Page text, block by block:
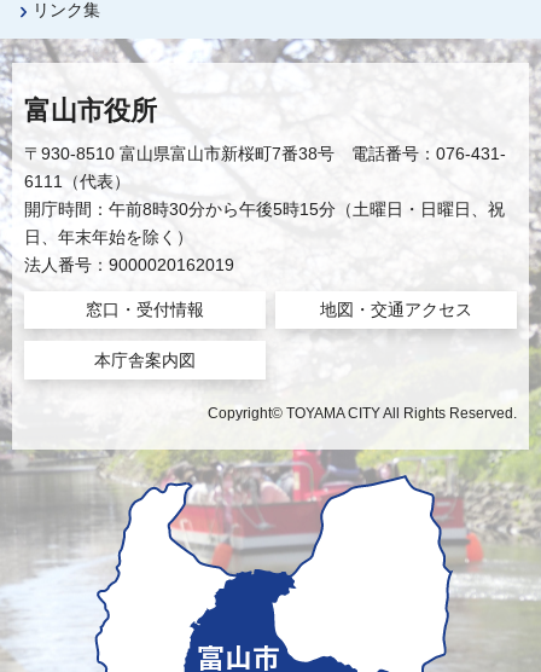
リンク集
富山市役所
〒930-8510 富山県富山市新桜町7番38号 電話番号：076-431-
6111（代表）
開庁時間：午前8時30分から午後5時15分（土曜日・日曜日、祝
日、年末年始を除く）
法人番号：9000020162019
窓口・受付情報 地図・交通アクセス
本庁舎案内図
Copyright© TOYAMA CITY All Rights Reserved.